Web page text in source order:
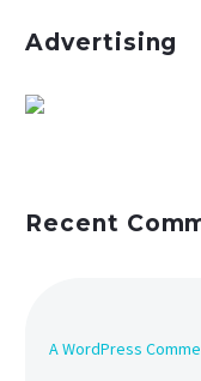
Advertising
Recent
A WordPress